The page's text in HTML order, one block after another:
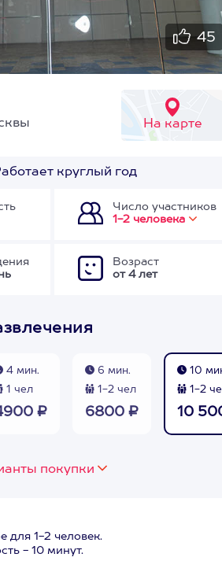
45
На карте
круглый год
Число участников
1-2 человека
Возраст
от 4 лет
4 мин.
1 чел
₽
6 мин.
1-2 чел
6800 ₽
10
1-2
10
покупки
для 1-2 человек.
- 10 минут.